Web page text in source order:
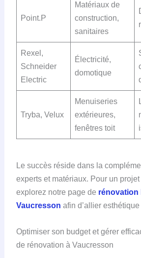
Point.P
Matériaux de
construction,
sanitaires
Rexel,
Schneider
Electric
Électricité,
domotique
Tryba, Velux
Menuiseries
extérieures,
fenêtres toit
Le succès réside dans la
experts et matériaux. Pour un
explorez notre page de rénovation
Vaucresson afin d’allier
Optimiser son budget et gérer
de rénovation à Vaucresson